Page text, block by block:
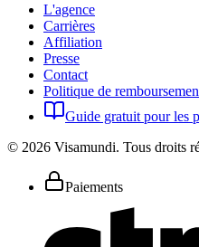
L'agence
Carrières
Affiliation
Presse
Contact
Politique de
Guide gratuit pour les
© 2026 Visamundi. Tous droits
Paiements